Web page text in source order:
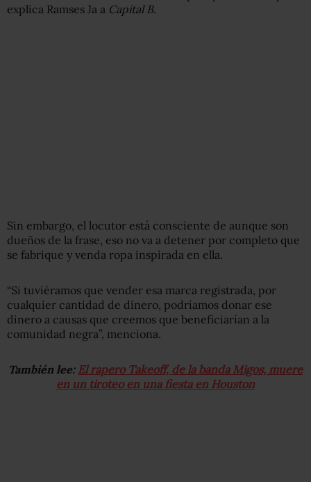
explica Ramses Ja a Capital B.
Sin embargo, el locutor está consciente de aunque son
dueños de la frase, eso no va a detener por completo que
se fabrique y venda ropa inspirada en ella.
“Si tuviéramos que vender esa marca registrada, por
cualquier cantidad de dinero, podríamos donar ese
dinero a causas que creemos que beneficiarían a la
comunidad negra”, menciona.
También lee: El rapero Takeoff, de la banda Migos, muere
en un tiroteo en una fiesta en Houston